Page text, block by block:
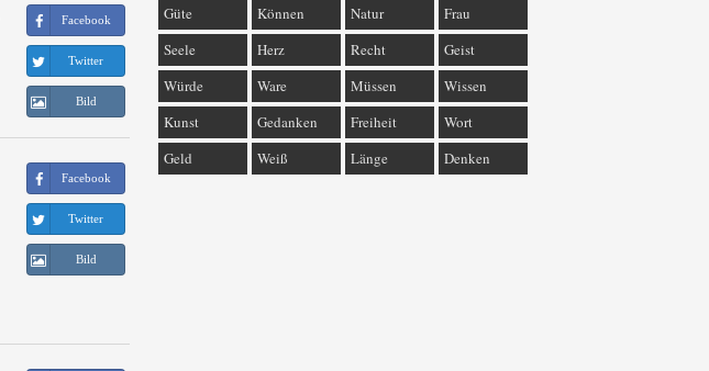
Facebook
Twitter
Bild
Facebook
Twitter
Bild
Güte
Können Natur
Frau
Seele
Herz Recht
Geist
Würde
Ware Müssen
Wissen
Kunst
Gedanken Freiheit
Wort
Geld
Weiß Länge Denken